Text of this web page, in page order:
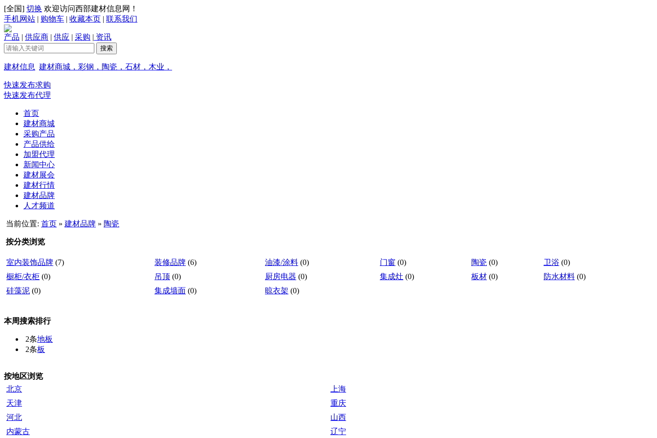
[全国] 切换 欢迎访问西部建材信息网！
手机网站 | 购物车 | 收藏本页 | 联系我们
产品 | 供应商 | 供应 | 采购 | 资讯
建材信息 建材商城，彩钢，陶瓷，石材，木业，
快速发布求购
快速发布代理
首页
建材商城
采购产品
产品供给
加盟代理
新闻中心
建材展会
建材行情
建材品牌
人才频道
当前位置: 首页 » 建材品牌 » 陶瓷
按分类浏览
室内装饰品牌 (7) 装修品牌 (6) 油漆/涂料 (0) 门窗 (0) 陶瓷 (0) 卫浴 (0)
橱柜/衣柜 (0) 吊顶 (0) 厨房电器 (0) 集成灶 (0) 板材 (0) 防水材料 (0)
硅藻泥 (0) 集成墙面 (0) 晾衣架 (0)
本周搜索排行
2条地板
2条板
按地区浏览
北京
上海
天津
重庆
河北
山西
内蒙古
辽宁